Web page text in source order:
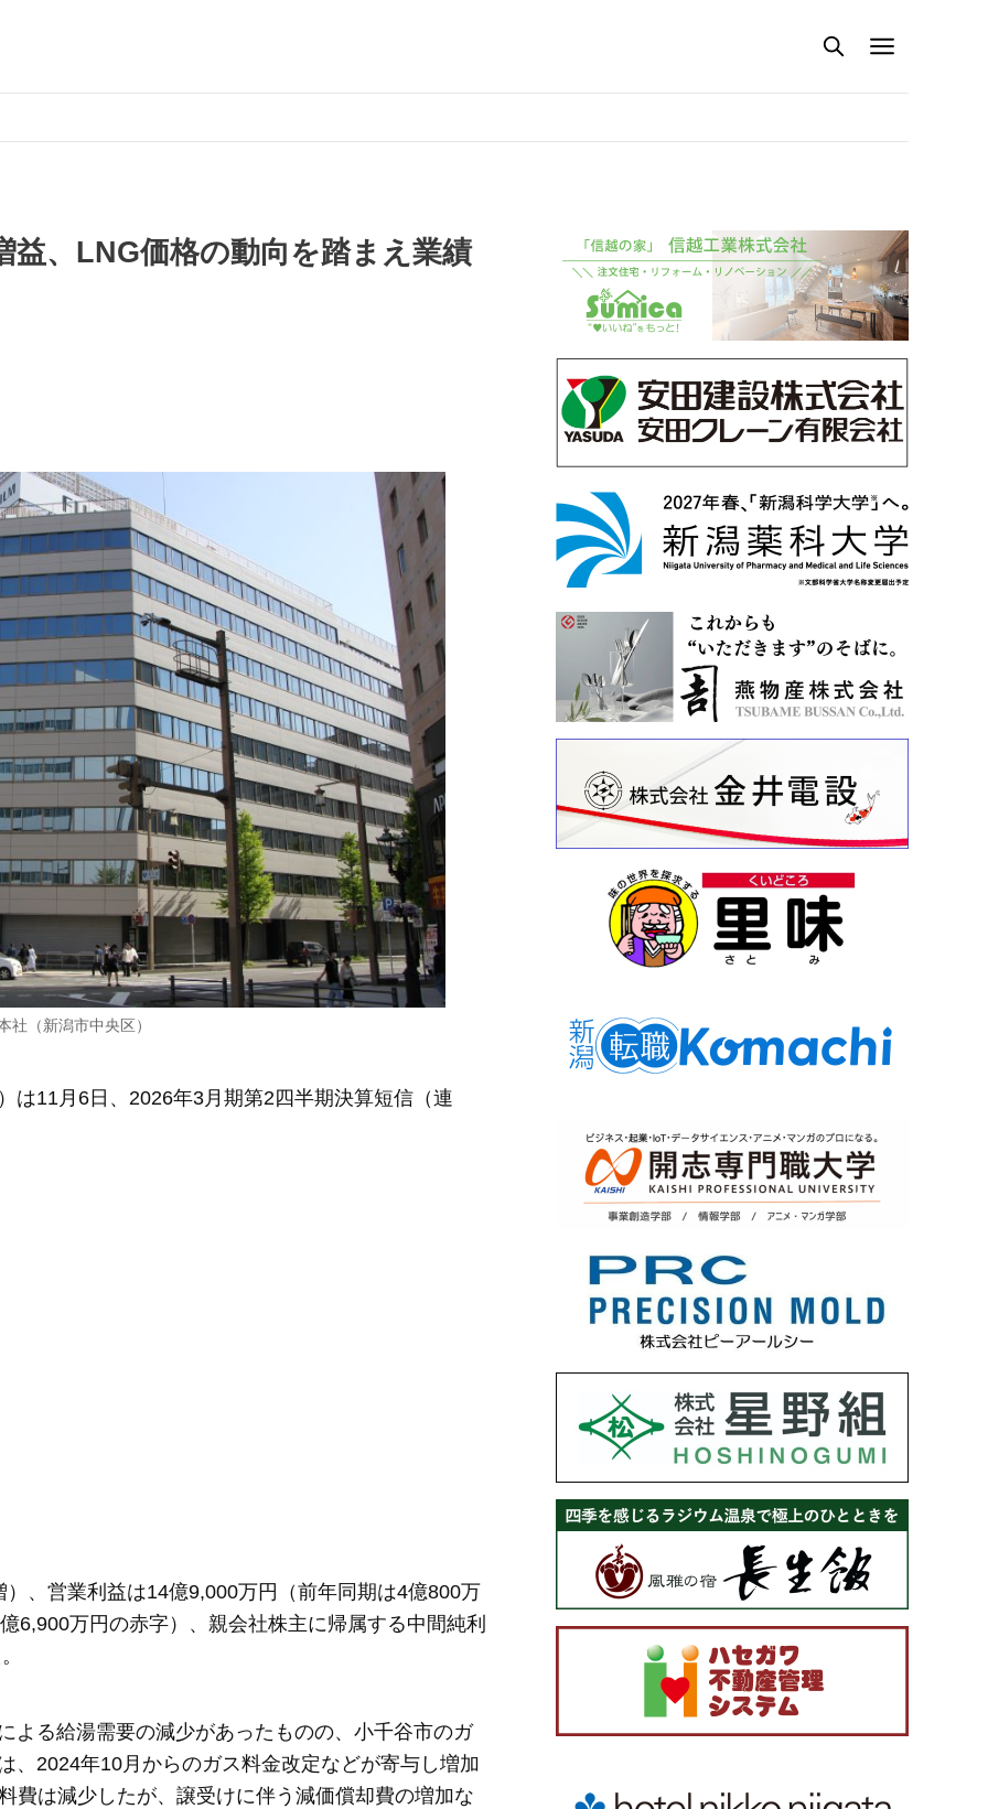
益、LNG価格の動向を踏まえ業績
社（新潟市中央区）
は11月6日、2026年3月期第2四半期決算短信（連
、営業利益は14億9,000万円（前年同期は4億800万
6,900万円の赤字）、親会社株主に帰属する中間純利
よる給湯需要の減少があったものの、小千谷市のガ
、2024年10月からのガス料金改定などが寄与し増加
費は減少したが、譲受けに伴う減価償却費の増加な